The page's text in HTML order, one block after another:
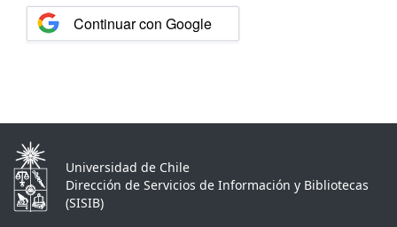
Continuar con Google
Universidad de Chile
Dirección de Servicios de Información y Bibliotecas
(SISIB)